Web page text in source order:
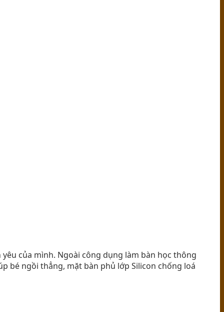
của mình. Ngoài công dụng làm bàn học thông
bé ngồi thẳng, mặt bàn phủ lớp Silicon chống loá